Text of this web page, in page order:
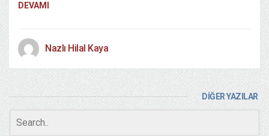
DEVAMI
Nazlı Hilal Kaya
DİĞER YAZILAR